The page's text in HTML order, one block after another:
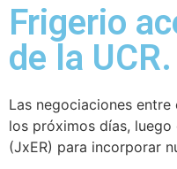
Frigerio
de la
Las negociaciones
los próximos días,
(JxER) para incorporar